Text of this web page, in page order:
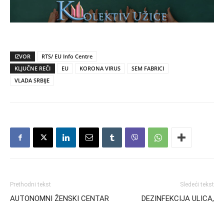
IZVOR
RTS/ EU Info Centre
KLJUČNE REČI
EU KORONA VIRUS
SEM FABRICI
VLADA SRBIJE
Prethodni tekst
AUTONOMNI ŽENSKI CENTAR
Sledeći tekst
DEZINFEKCIJA ULICA,